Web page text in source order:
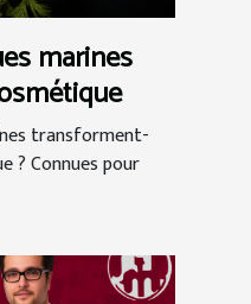
marines
transforment-
? Connues pour